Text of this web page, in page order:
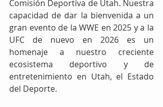
Comisión Deportiva de Utah. Nuestra
capacidad de dar la bienvenida a un
gran evento de la WWE en 2025 y a la
UFC de nuevo en 2026 es un
homenaje a nuestro creciente
ecosistema deportivo y de
entretenimiento en Utah, el Estado
del Deporte.